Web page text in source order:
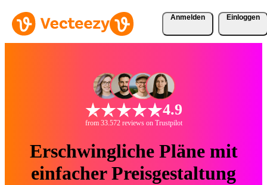
Anmelden Einloggen
4.9
from 33.572 reviews on Trustpilot
Erschwingliche Pläne mit
einfacher Preisgestaltung